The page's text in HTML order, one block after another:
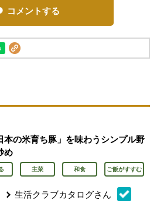
コメントする
本の米育ち豚」を味わうシンプル野
め
主菜 和食 ご飯がすすむ
生活クラブカタログさん